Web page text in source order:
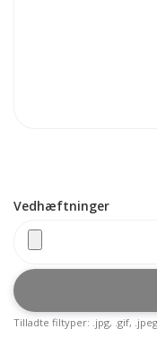
Vedhæftninger
Tilladte filtyper: .jpg, .gif,